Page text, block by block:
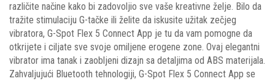
različite načine kako bi zadovoljio sve vaše kreativne želje. Bilo da
tražite stimulaciju G-tačke ili želite da iskusite užitak zečjeg
vibratora, G-Spot Flex 5 Connect App je tu da vam pomogne da
otkrijete i ciljate sve svoje omiljene erogene zone. Ovaj elegantni
vibrator ima tanak i zaobljeni dizajn sa detaljima od ABS materijala.
Zahvaljujući Bluetooth tehnologiji, G-Spot Flex 5 Connect App se